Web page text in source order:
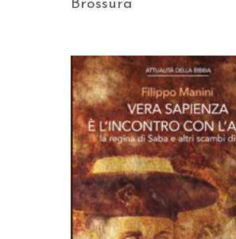
Brossura
AGGIUNGI AL CARRELLO